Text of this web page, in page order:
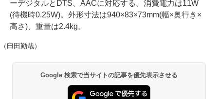
ーデジタルとDTS、AACに対応する。消費電力は11W
(待機時0.25W)。外形寸法は940×83×73mm(幅×奥行き×
高さ)、重量は2.4kg。
（臼田勤哉）
Google 検索で当サイトの記事を優先表示させる